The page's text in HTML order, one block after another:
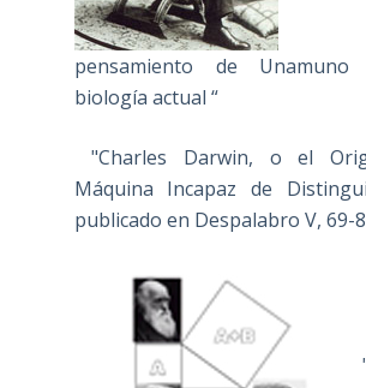
pensamiento de
biología actual “
"Charles Darwin, o el
Máquina Incapaz de
publicado en Despalabro V, 69-